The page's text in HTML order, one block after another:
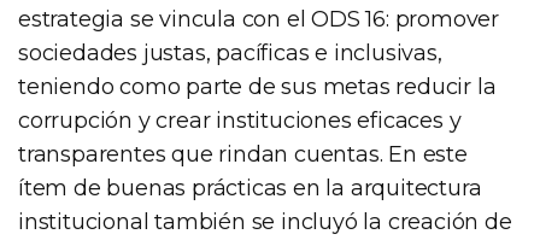
estrategia se vincula con el ODS 16: promover
sociedades justas, pacíficas e inclusivas,
teniendo como parte de sus metas reducir la
corrupción y crear instituciones eficaces y
transparentes que rindan cuentas. En este
ítem de buenas prácticas en la arquitectura
institucional también se incluyó la creación de